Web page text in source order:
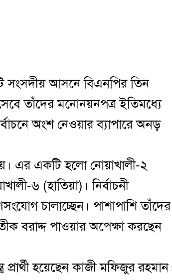
সংসদীয় আসনে বিএনপির তিন
হিসেবে তাঁদের মনোনয়নপত্র ইতিমধ্যে
অংশ নেওয়ার ব্যাপারে অনড়
এর একটি হলো নোয়াখালী-২
৬ (হাতিয়া)। নির্বাচনী
চালাচ্ছেন। পাশাপাশি তাঁদের
বরাদ্দ পাওয়ার অপেক্ষা করছেন
প্রার্থী হয়েছেন কাজী মফিজুর